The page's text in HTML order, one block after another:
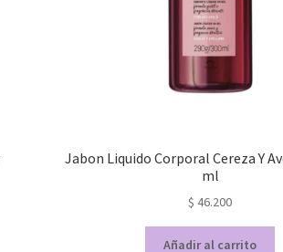
Jabon Liquido Corporal Cereza Y
ml
$ 46.200
Añadir al carrito